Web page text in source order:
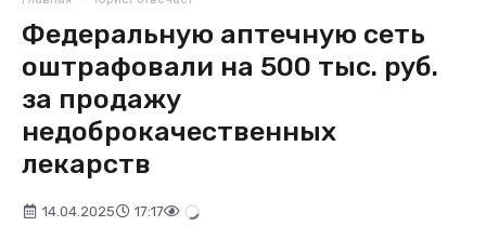
Федеральную аптечную сеть
оштрафовали на 500 тыс. руб.
за продажу
недоброкачественных
лекарств
14.04.2025 17:17